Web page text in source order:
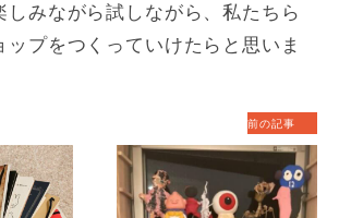
しみながら試しながら、私たちら
ップをつくっていけたらと思いま
前の記事